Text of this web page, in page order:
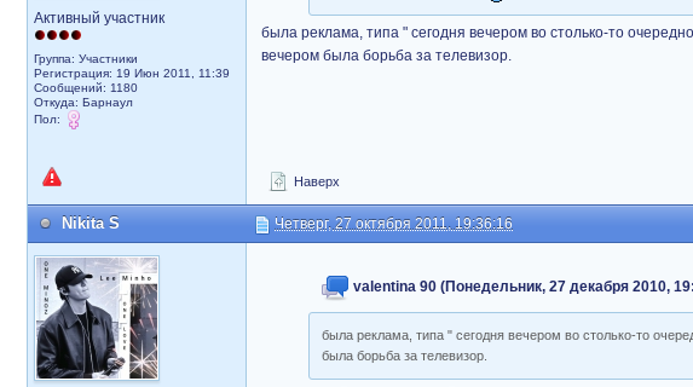
Активный участник
Группа: Участники
Регистрация: 19 Июн 2011, 11:39
Сообщений: 1180
Откуда: Барнаул
Пол:
была реклама, типа " сегодня вечером во столько-то
вечером была борьба за телевизор.
Наверх
Nikita S Четверг, 27 октября 2011, 19:36:16
valentina 90 (Понедельник, 27 декабря 2010,
была реклама, типа " сегодня вечером во столько-то
была борьба за телевизор.